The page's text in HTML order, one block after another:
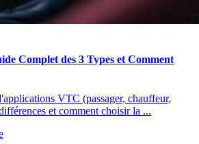
Complet des 3 Types et Comment
VTC (passager, chauffeur,
et comment choisir la ...